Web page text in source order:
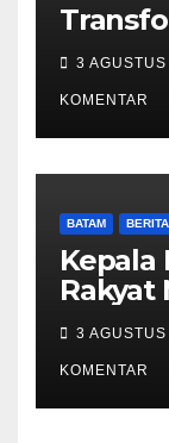
3
KOMENTAR
BATAM BERITA
Kepala
Rakyat
Anak
3
KOMENTAR